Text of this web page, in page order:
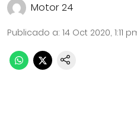
Motor 24
Publicado a: 14 Oct 2020, 1:11